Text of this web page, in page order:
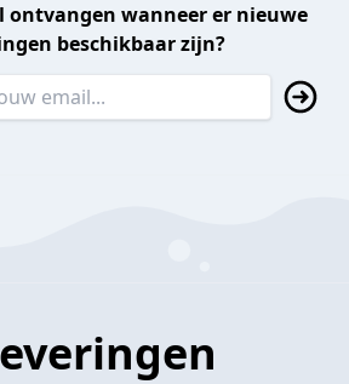
ontvangen wanneer er nieuwe
beschikbaar zijn?